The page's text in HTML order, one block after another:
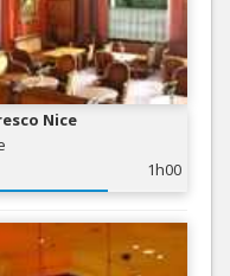
Nice
1h00